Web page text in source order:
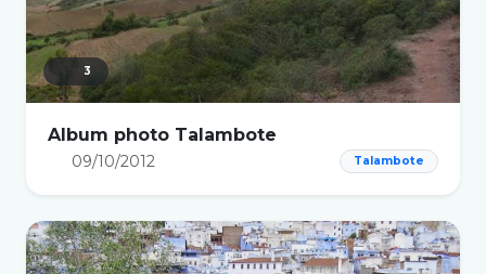
3
Album photo Talambote
09/10/2012 Talambote